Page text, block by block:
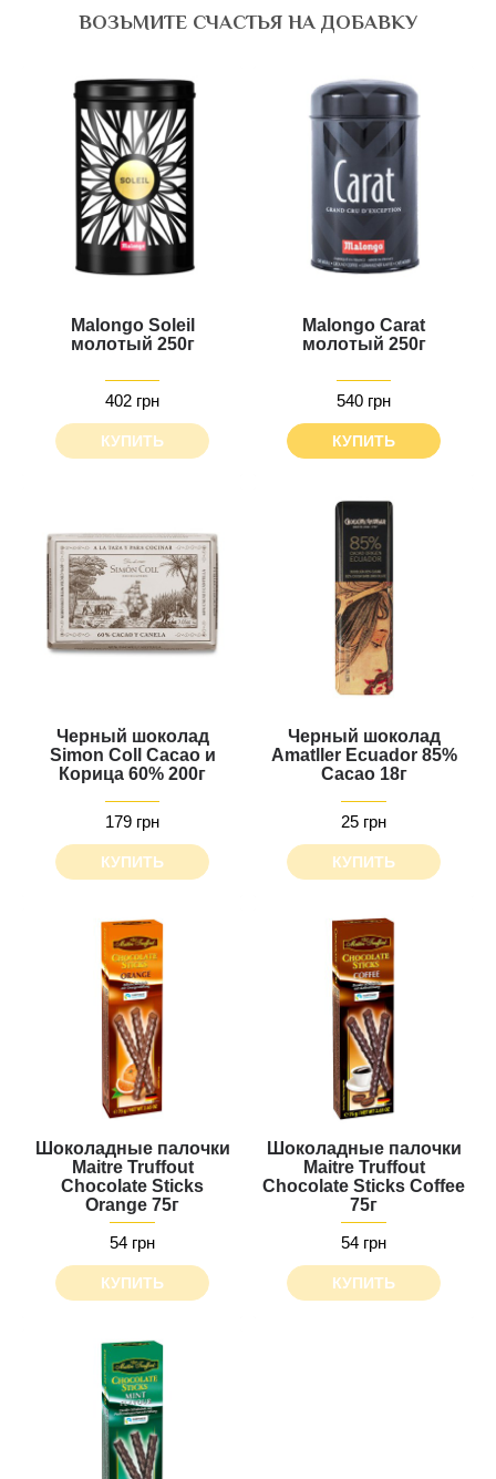
ВОЗЬМИТЕ СЧАСТЬЯ НА ДОБАВКУ
Malongo Soleil
молотый 250г
402 грн
КУПИТЬ
Malongo Carat
молотый 250г
540 грн
КУПИТЬ
Черный шоколад
Simon Coll Cacao и
Корица 60% 200г
179 грн
КУПИТЬ
Черный шоколад
Amatller Ecuador 85%
Cacao 18г
25 грн
КУПИТЬ
Шоколадные палочки
Maitre Truffout
Chocolate Sticks
Orange 75г
54 грн
КУПИТЬ
Шоколадные палочки
Maitre Truffout
Chocolate Sticks Сoffee
75г
54 грн
КУПИТЬ